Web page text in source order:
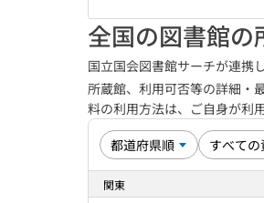
全国の図書館の
国立国会図書館サーチが連携
所蔵館、利用可否等の詳細・
料の利用方法は、ご自身が利
関東